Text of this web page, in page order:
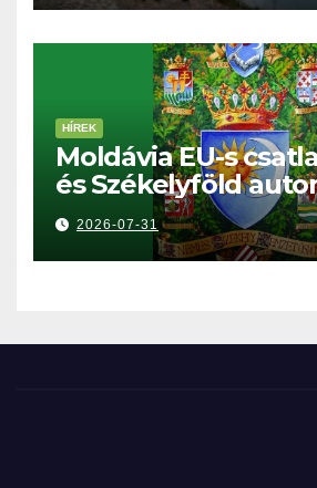
HÍREK
Moldávia EU-s
és Székelyföld
2026-07-31